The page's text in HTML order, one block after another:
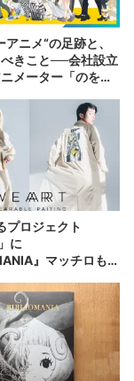
ニメ“の足跡と、
きこと──会社設立
メーター「のを
に
』マッチロも参